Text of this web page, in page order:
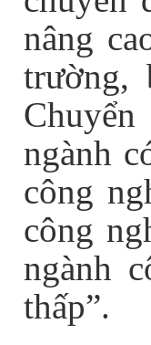
nâng
trường,
ngành
công
công
ngành
thấp”.